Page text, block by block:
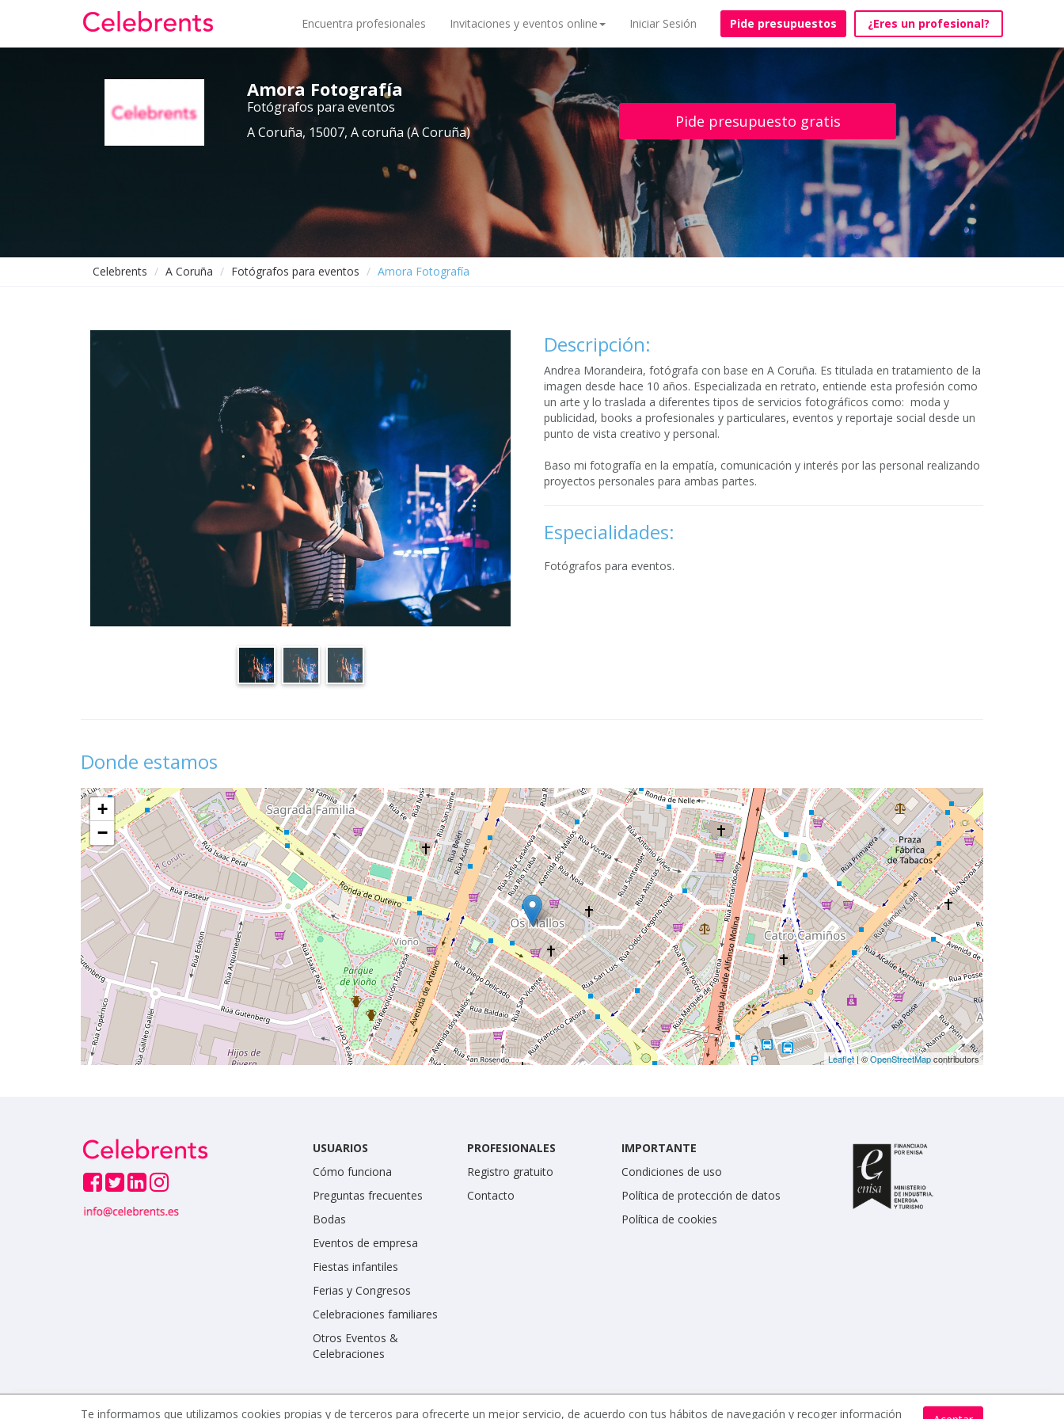
Encuentra profesionales Invitaciones y eventos online Iniciar Sesión Pide presupuestos ¿Eres un profesional?
Amora Fotografía
Fotógrafos para eventos
A Coruña, 15007, A coruña (A Coruña)
Pide presupuesto gratis
Celebrents A Coruña Fotógrafos para eventos Amora Fotografía
Descripción:
Andrea Morandeira, fotógrafa con base en A Coruña. Es titulada en tratamiento de la
imagen desde hace 10 años. Especializada en retrato, entiende esta profesión como
un arte y lo traslada a diferentes tipos de servicios fotográficos como: moda y
publicidad, books a profesionales y particulares, eventos y reportaje social desde un
punto de vista creativo y personal.
Baso mi fotografía en la empatía, comunicación y interés por las personal realizando
proyectos personales para ambas partes.
Especialidades:
Fotógrafos para eventos.
Donde estamos
+
−
Leaflet | ©OpenStreetMapcontributors
USUARIOS
Cómo funciona
Preguntas frecuentes
Bodas
Eventos de empresa
Fiestas infantiles
Ferias y Congresos
Celebraciones familiares
Otros Eventos &
Celebraciones
PROFESIONALES
Registro gratuito
Contacto
IMPORTANTE
Condiciones de uso
Política de protección de datos
Política de cookies
Te informamos que utilizamos cookies propias y de terceros para ofrecerte un mejor servicio, de acuerdo con tus hábitos de navegación y recoger información